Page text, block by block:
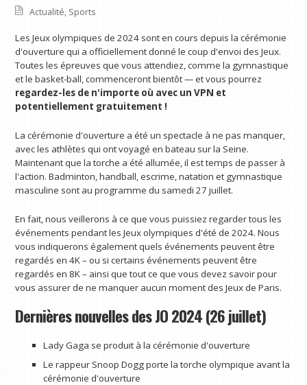
Actualité, Sports
Les Jeux olympiques de 2024 sont en cours depuis la cérémonie
d'ouverture qui a officiellement donné le coup d'envoi des Jeux.
Toutes les épreuves que vous attendiez, comme la gymnastique
et le basket-ball, commenceront bientôt — et vous pourrez
regardez-les de n'importe où avec un VPN et
potentiellement gratuitement !
La cérémonie d'ouverture a été un spectacle à ne pas manquer,
avec les athlètes qui ont voyagé en bateau sur la Seine.
Maintenant que la torche a été allumée, il est temps de passer à
l'action. Badminton, handball, escrime, natation et gymnastique
masculine sont au programme du samedi 27 juillet.
En fait, nous veillerons à ce que vous puissiez regarder tous les
événements pendant les Jeux olympiques d'été de 2024. Nous
vous indiquerons également quels événements peuvent être
regardés en 4K – ou si certains événements peuvent être
regardés en 8K – ainsi que tout ce que vous devez savoir pour
vous assurer de ne manquer aucun moment des Jeux de Paris.
Dernières nouvelles des JO 2024 (26 juillet)
Lady Gaga se produit à la cérémonie d'ouverture
Le rappeur Snoop Dogg porte la torche olympique avant la
cérémonie d'ouverture